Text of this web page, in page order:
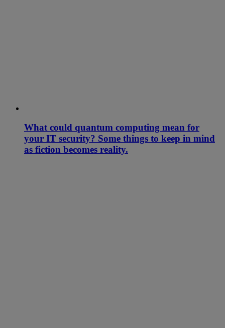
What could quantum computing mean for
your IT security? Some things to keep in mind
as fiction becomes reality.